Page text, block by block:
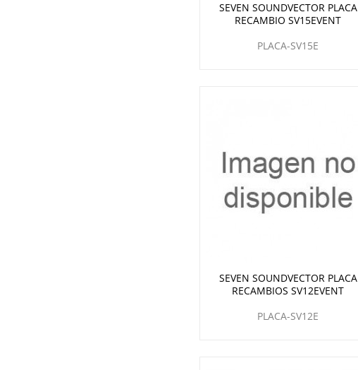
SEVEN SOUNDVECTOR PLACA
RECAMBIO SV15EVENT
PLACA-SV15E
SEVEN SOUNDVECTOR PLACA
RECAMBIOS SV12EVENT
PLACA-SV12E